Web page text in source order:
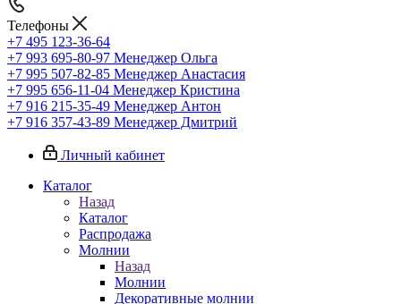
Телефоны
+7 495 123-36-64
+7 993 695-80-97 Менеджер Ольга
+7 995 507-82-85 Менеджер Анастасия
+7 995 656-11-04 Менеджер Кристина
+7 916 215-35-49 Менеджер Антон
+7 916 357-43-89 Менеджер Дмитрий
Личный кабинет
Каталог
Назад
Каталог
Распродажа
Молнии
Назад
Молнии
Декоративные молнии